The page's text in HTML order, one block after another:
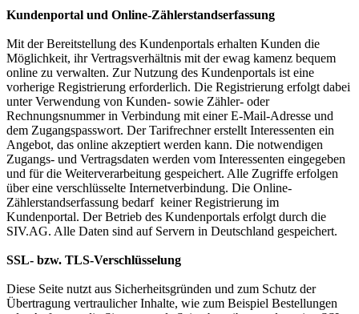
Kundenportal und Online-Zählerstandserfassung
Mit der Bereitstellung des Kundenportals erhalten Kunden die
Möglichkeit, ihr Vertragsverhältnis mit der ewag kamenz bequem
online zu verwalten. Zur Nutzung des Kundenportals ist eine
vorherige Registrierung erforderlich. Die Registrierung erfolgt dabei
unter Verwendung von Kunden- sowie Zähler- oder
Rechnungsnummer in Verbindung mit einer E-Mail-Adresse und
dem Zugangspasswort. Der Tarifrechner erstellt Interessenten ein
Angebot, das online akzeptiert werden kann. Die notwendigen
Zugangs- und Vertragsdaten werden vom Interessenten eingegeben
und für die Weiterverarbeitung gespeichert. Alle Zugriffe erfolgen
über eine verschlüsselte Internetverbindung. Die Online-
Zählerstandserfassung bedarf keiner Registrierung im
Kundenportal. Der Betrieb des Kundenportals erfolgt durch die
SIV.AG. Alle Daten sind auf Servern in Deutschland gespeichert.
SSL- bzw. TLS-Verschlüsselung
Diese Seite nutzt aus Sicherheitsgründen und zum Schutz der
Übertragung vertraulicher Inhalte, wie zum Beispiel Bestellungen